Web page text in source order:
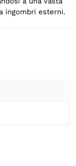
ingombri esterni.